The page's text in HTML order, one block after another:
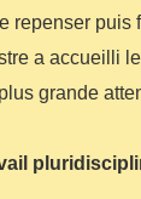
repenser puis
a accueilli
grande